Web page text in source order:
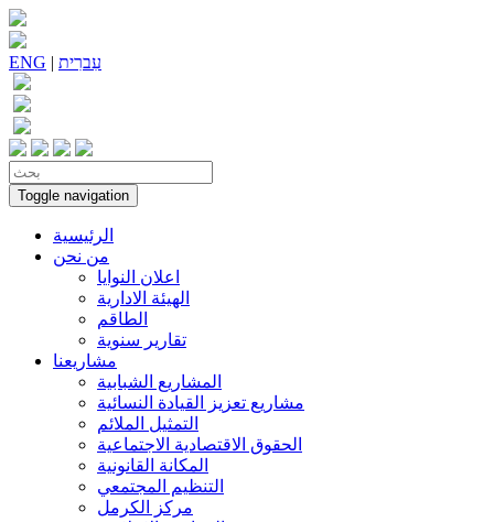
ENG | עִברִית
Toggle navigation
الرئيسية
من نحن
اعلان النوايا
الهيئة الادارية
الطاقم
تقارير سنوية
مشاريعنا
المشاريع الشبابية
مشاريع تعزيز القيادة النسائية
التمثيل الملائم
الحقوق الاقتصادية الاجتماعية
المكانة القانونية
التنظيم المجتمعي
مركز الكرمل